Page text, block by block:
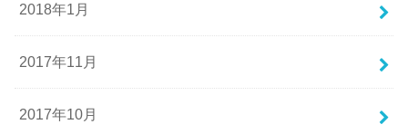
2018年1月
2017年11月
2017年10月